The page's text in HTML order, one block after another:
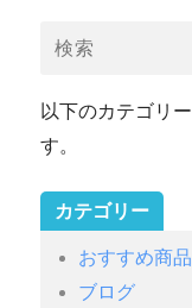
以下のカテゴリ
す。
カテゴリー
おすすめ商品
ブログ